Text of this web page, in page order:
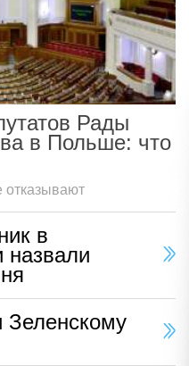
Рады
в Польше: что
отказывают
в
назвали
Зеленскому